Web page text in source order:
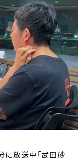
放送中「武田砂